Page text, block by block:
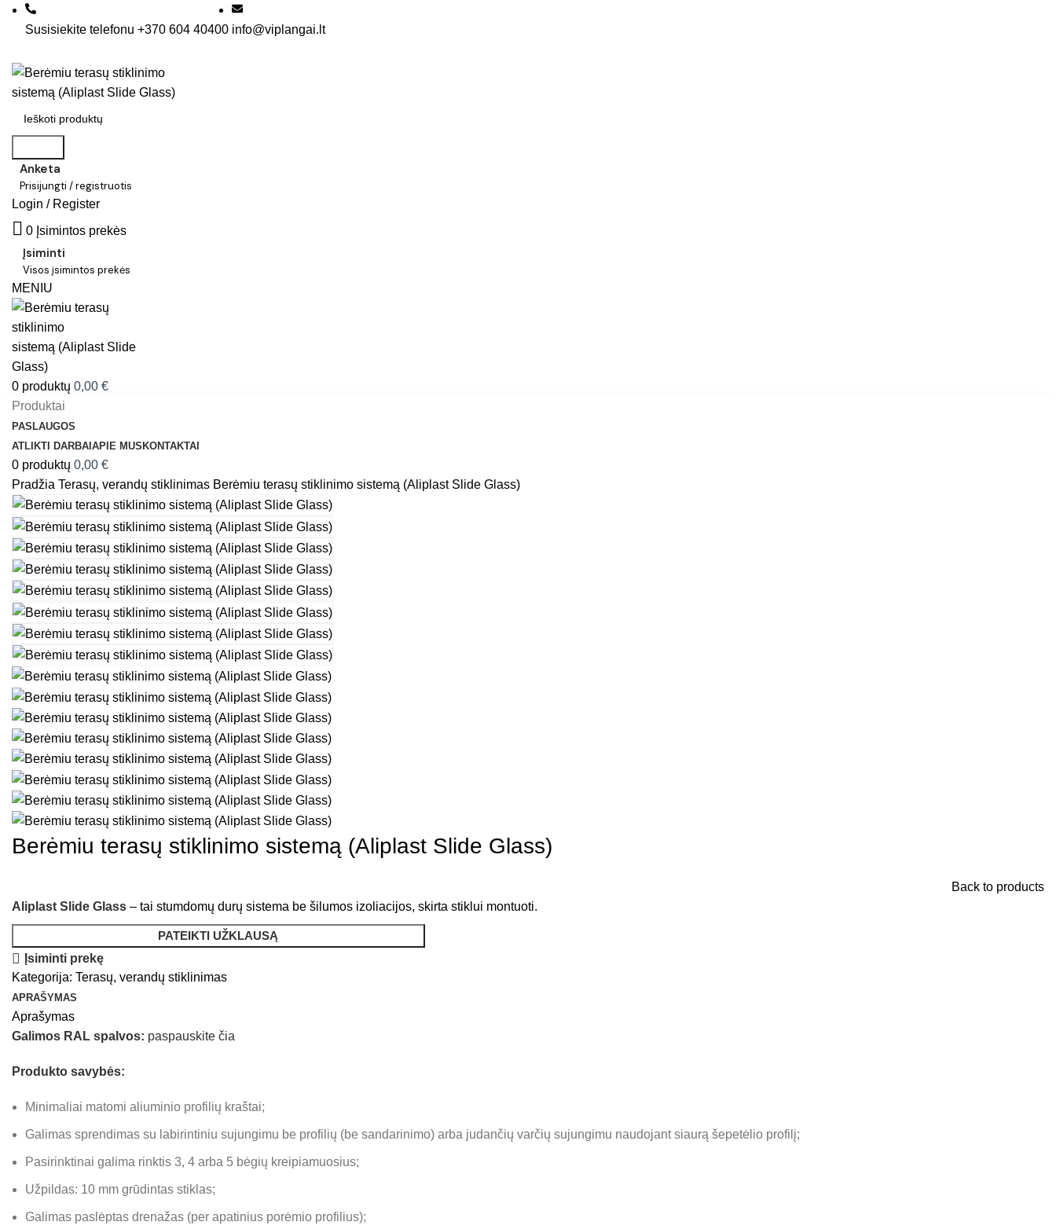
Susisiekite telefonu +370 604 40400 info@viplangai.lt
Anketa
Prisijungti / registruotis
Login / Register
0 Įsimintos prekės
Įsiminti
Visos įsimintos prekės
MENIU
0 produktų 0,00 €
Produktai
PASLAUGOS
ATLIKTI DARBAI APIE MUS KONTAKTAI
0 produktų 0,00 €
Pradžia Terasų, verandų stiklinimas Berėmiu terasų stiklinimo sistemą (Aliplast Slide Glass)
Berėmiu terasų stiklinimo sistemą (Aliplast Slide Glass)
Back to products
Aliplast Slide Glass – tai stumdomų durų sistema be šilumos izoliacijos, skirta stiklui montuoti.
PATEIKTI UŽKLAUSĄ
Įsiminti prekę
Kategorija: Terasų, verandų stiklinimas
APRAŠYMAS
Aprašymas
Galimos RAL spalvos: paspauskite čia
Produkto savybės:
Minimaliai matomi aliuminio profilių kraštai;
Galimas sprendimas su labirintiniu sujungimu be profilių (be sandarinimo) arba judančių varčių sujungimu naudojant siaurą šepetėlio profilį;
Pasirinktinai galima rinktis 3, 4 arba 5 bėgių kreipiamuosius;
Užpildas: 10 mm grūdintas stiklas;
Galimas paslėptas drenažas (per apatinius porėmio profilius);